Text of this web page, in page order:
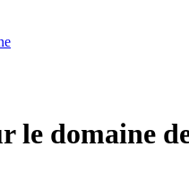
le domaine